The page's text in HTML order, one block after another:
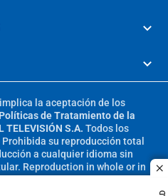
la aceptación de los
Políticas de Tratamiento de la
TELEVISIÓN S.A. Todos los
Prohibida su reproducción total
a cualquier idioma sin
Reproduction in whole or in